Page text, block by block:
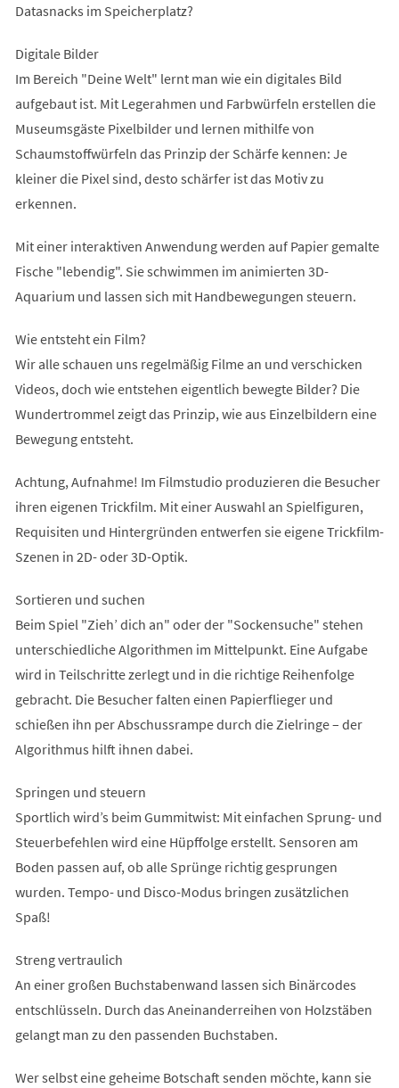
Datasnacks im Speicherplatz?
Digitale Bilder
Im Bereich "Deine Welt" lernt man wie ein digitales Bild
aufgebaut ist. Mit Legerahmen und Farbwürfeln erstellen die
Museumsgäste Pixelbilder und lernen mithilfe von
Schaumstoffwürfeln das Prinzip der Schärfe kennen: Je
kleiner die Pixel sind, desto schärfer ist das Motiv zu
erkennen.
Mit einer interaktiven Anwendung werden auf Papier gemalte
Fische "lebendig". Sie schwimmen im animierten 3D-
Aquarium und lassen sich mit Handbewegungen steuern.
Wie entsteht ein Film?
Wir alle schauen uns regelmäßig Filme an und verschicken
Videos, doch wie entstehen eigentlich bewegte Bilder? Die
Wundertrommel zeigt das Prinzip, wie aus Einzelbildern eine
Bewegung entsteht.
Achtung, Aufnahme! Im Filmstudio produzieren die Besucher
ihren eigenen Trickfilm. Mit einer Auswahl an Spielfiguren,
Requisiten und Hintergründen entwerfen sie eigene Trickfilm-
Szenen in 2D- oder 3D-Optik.
Sortieren und suchen
Beim Spiel "Zieh’ dich an" oder der "Sockensuche" stehen
unterschiedliche Algorithmen im Mittelpunkt. Eine Aufgabe
wird in Teilschritte zerlegt und in die richtige Reihenfolge
gebracht. Die Besucher falten einen Papierflieger und
schießen ihn per Abschussrampe durch die Zielringe – der
Algorithmus hilft ihnen dabei.
Springen und steuern
Sportlich wird’s beim Gummitwist: Mit einfachen Sprung- und
Steuerbefehlen wird eine Hüpffolge erstellt. Sensoren am
Boden passen auf, ob alle Sprünge richtig gesprungen
wurden. Tempo- und Disco-Modus bringen zusätzlichen
Spaß!
Streng vertraulich
An einer großen Buchstabenwand lassen sich Binärcodes
entschlüsseln. Durch das Aneinanderreihen von Holzstäben
gelangt man zu den passenden Buchstaben.
Wer selbst eine geheime Botschaft senden möchte, kann sie